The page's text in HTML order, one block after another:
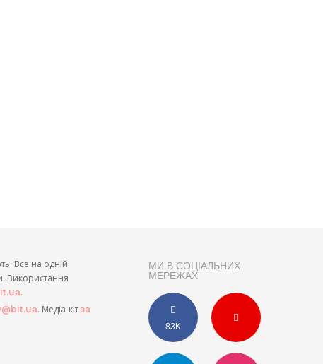
МИ В СОЦІАЛЬНИХ
МЕРЕЖАХ
83K
Все на одній
Використання
.
. Медіа-кіт за